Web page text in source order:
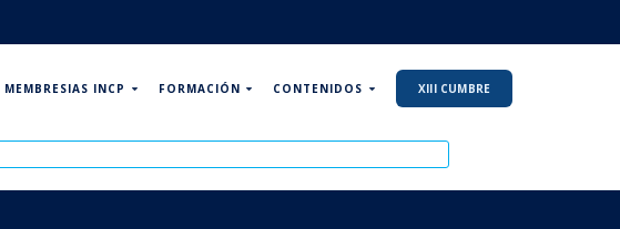
MEMBRESIAS INCP FORMACIÓN CONTENIDOS XIII CUMBRE